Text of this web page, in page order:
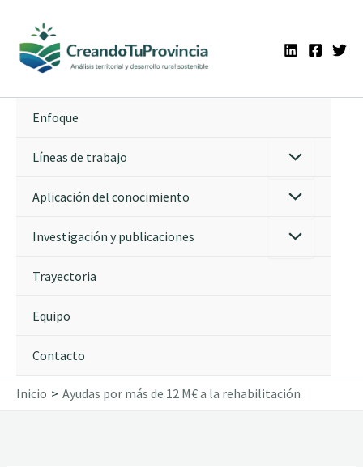
contenido
Enfoque
Líneas de trabajo
Aplicación del conocimiento
Investigación y publicaciones
Trayectoria
Equipo
Contacto
Inicio Ayudas por más de 12 M€ a la rehabilitación